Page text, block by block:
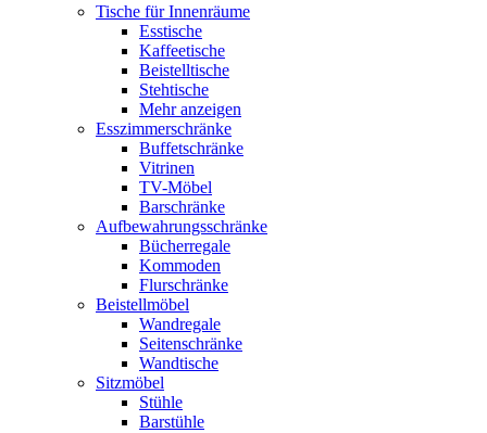
Tische für Innenräume
Esstische
Kaffeetische
Beistelltische
Stehtische
Mehr anzeigen
Esszimmerschränke
Buffetschränke
Vitrinen
TV-Möbel
Barschränke
Aufbewahrungsschränke
Bücherregale
Kommoden
Flurschränke
Beistellmöbel
Wandregale
Seitenschränke
Wandtische
Sitzmöbel
Stühle
Barstühle